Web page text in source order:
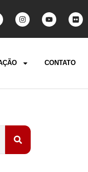
CONTATO